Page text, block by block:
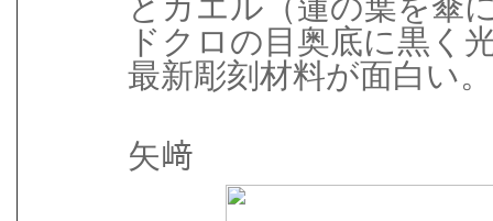
ドクロの目奥底に黒く
最新彫刻材料が面白
矢﨑